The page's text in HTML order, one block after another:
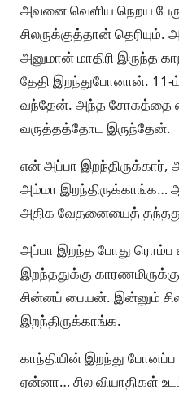
அவனை வெளிய நெறய
சிலருக்குத்தான்
அனுமான் மாதிரி இருந்த
தேதி இறந்துபோனான்.
வந்தேன். அந்த சோகத்தை
வருத்தத்தோட இருந்தேன்.
என் அப்பா
அம்மா இறந்திருக்காங்க…
அதிக வேதனையைத்
அப்பா இறந்த போது
இறந்ததுக்கு
சின்னப் பையன். இன்னும்
இறந்திருக்காங்க.
காந்தியின் இறந்து
ஏன்னா… சில வியாதிகள்